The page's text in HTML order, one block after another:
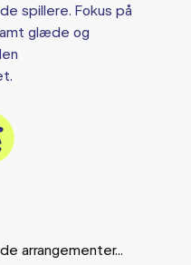
spillere. Fokus på
glæde og
arrangementer...